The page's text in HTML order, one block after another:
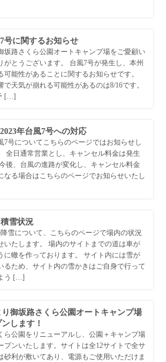
号に関するお知らせ
坂路さくら公園オートキャンプ場をご愛顧い
がとうございます。 台風7号が発生し、本州
可能性があることに関するお知らせです。
で天気が崩れる可能性があるのは8/16です。
[…]
2023年台風7号への対応
7号についてこちらのページではお知らせし
全日通常営業とし、キャンセル料金は発生
後、台風の進路が変化し、キャンセル料金
なる場合はこちらのページでお知らせいたし
雪状況
降雪について、こちらのページで場内の状況
いたします。 場内のサイトまでの道は車が
に轍を作っております。 サイト内には雪が
るため、サイト内の雪かきはご自身で行って
う […]
り御坂路さくら公園オートキャンプ場
します！
ら公園をリニューアルし、公園＋キャンプ場
プンいたします。サイトは全12サイトで全サ
砂利が敷いてあり、電源もご使用いただけま